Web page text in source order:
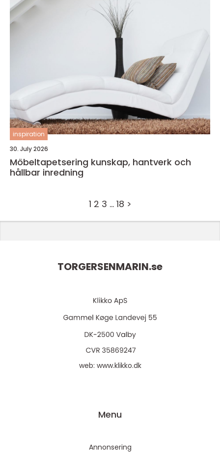
inspiration
30. July 2026
Möbeltapetsering kunskap, hantverk och
hållbar inredning
1 2 3 … 18 >
TORGERSENMARIN.se
web: www.klikko.dk
Menu
Annonsering